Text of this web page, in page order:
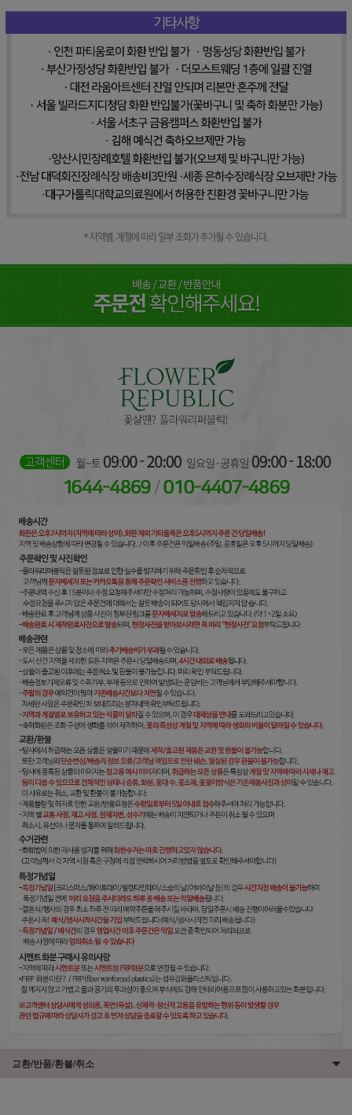
교환/반품/환불/취소